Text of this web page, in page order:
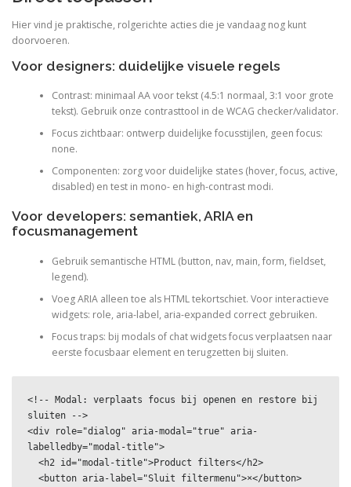
Hier vind je praktische, rolgerichte acties die je vandaag nog kunt
doorvoeren.
Voor designers: duidelijke visuele regels
Contrast: minimaal AA voor tekst (4.5:1 normaal, 3:1 voor grote
tekst). Gebruik onze contrasttool in de WCAG checker/validator.
Focus zichtbaar: ontwerp duidelijke focusstijlen, geen focus:
none.
Componenten: zorg voor duidelijke states (hover, focus, active,
disabled) en test in mono- en high-contrast modi.
Voor developers: semantiek, ARIA en
focusmanagement
Gebruik semantische HTML (button, nav, main, form, fieldset,
legend).
Voeg ARIA alleen toe als HTML tekortschiet. Voor interactieve
widgets: role, aria-label, aria-expanded correct gebruiken.
Focus traps: bij modals of chat widgets focus verplaatsen naar
eerste focusbaar element en terugzetten bij sluiten.
<!-- Modal: verplaats focus bij openen en restore bij
sluiten -->
<div role="dialog" aria-modal="true" aria-
labelledby="modal-title">